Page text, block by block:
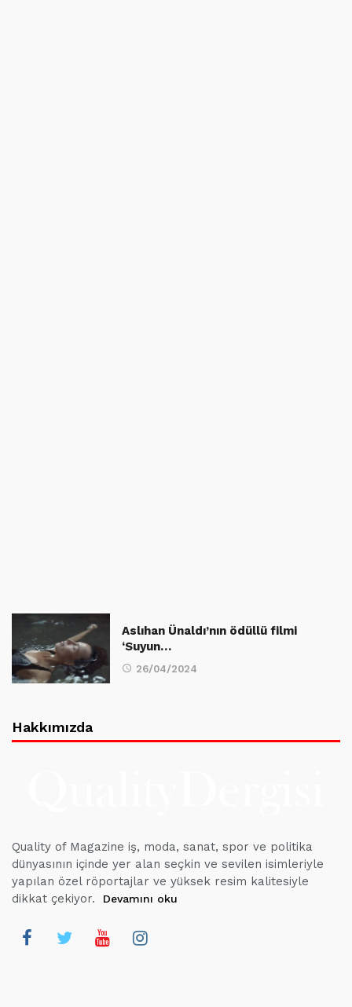
Aslıhan Ünaldı’nın ödüllü filmi
‘Suyun…
26/04/2024
Hakkımızda
Quality of Magazine iş, moda, sanat, spor ve politika
dünyasının içinde yer alan seçkin ve sevilen isimleriyle
yapılan özel röportajlar ve yüksek resim kalitesiyle
dikkat çekiyor.
Devamını oku